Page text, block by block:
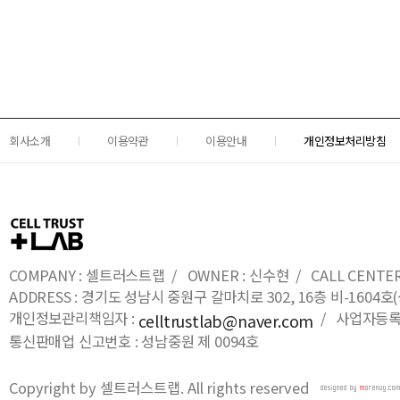
회사소개 이용약관 이용안내 개인정보처리방침
COMPANY : 셀트러스트랩 / OWNER : 신수현 / CALL
ADDRESS : 경기도 성남시 중원구 갈마치로 302, 16층 비-1604
개인정보관리책임자 : celltrustlab@naver.com / 사업자등
통신판매업 신고번호 : 성남중원 제 0094호
Copyright by 셀트러스트랩. All rights reserved